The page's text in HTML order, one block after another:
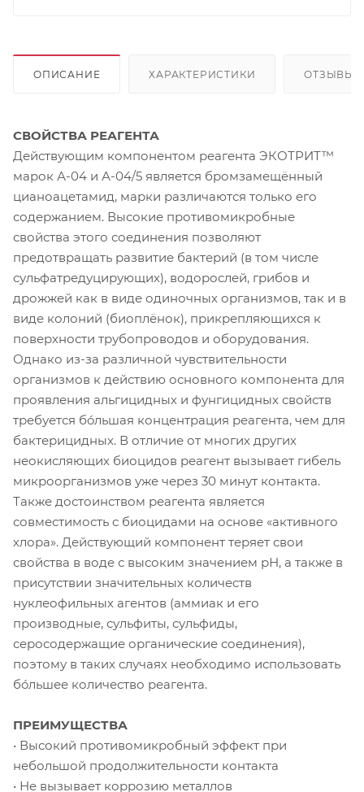
ОПИСАНИЕ ХАРАКТЕРИСТИКИ ОТЗЫВЫ
СВОЙСТВА РЕАГЕНТА
Действующим компонентом реагента ЭКОТРИТ™
марок А-04 и А-04/5 является бромзамещённый
цианоацетамид, марки различаются только его
содержанием. Высокие противомикробные
свойства этого соединения позволяют
предотвращать развитие бактерий (в том числе
сульфатредуцирующих), водорослей, грибов и
дрожжей как в виде одиночных организмов, так и в
виде колоний (биоплёнок), прикрепляющихся к
поверхности трубопроводов и оборудования.
Однако из-за различной чувствительности
организмов к действию основного компонента для
проявления альгицидных и фунгицидных свойств
требуется бóльшая концентрация реагента, чем для
бактерицидных. В отличие от многих других
неокисляющих биоцидов реагент вызывает гибель
микроорганизмов уже через 30 минут контакта.
Также достоинством реагента является
совместимость с биоцидами на основе «активного
хлора». Действующий компонент теряет свои
свойства в воде с высоким значением рН, а также в
присутствии значительных количеств
нуклеофильных агентов (аммиак и его
производные, сульфиты, сульфиды,
серосодержащие органические соединения),
поэтому в таких случаях необходимо использовать
бóльшее количество реагента.
ПРЕИМУЩЕСТВА
• Высокий противомикробный эффект при
небольшой продолжительности контакта
• Не вызывает коррозию металлов